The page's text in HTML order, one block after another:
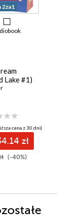
2za1
Lake #1)
cena z 30 dni)
zł
(-40%)